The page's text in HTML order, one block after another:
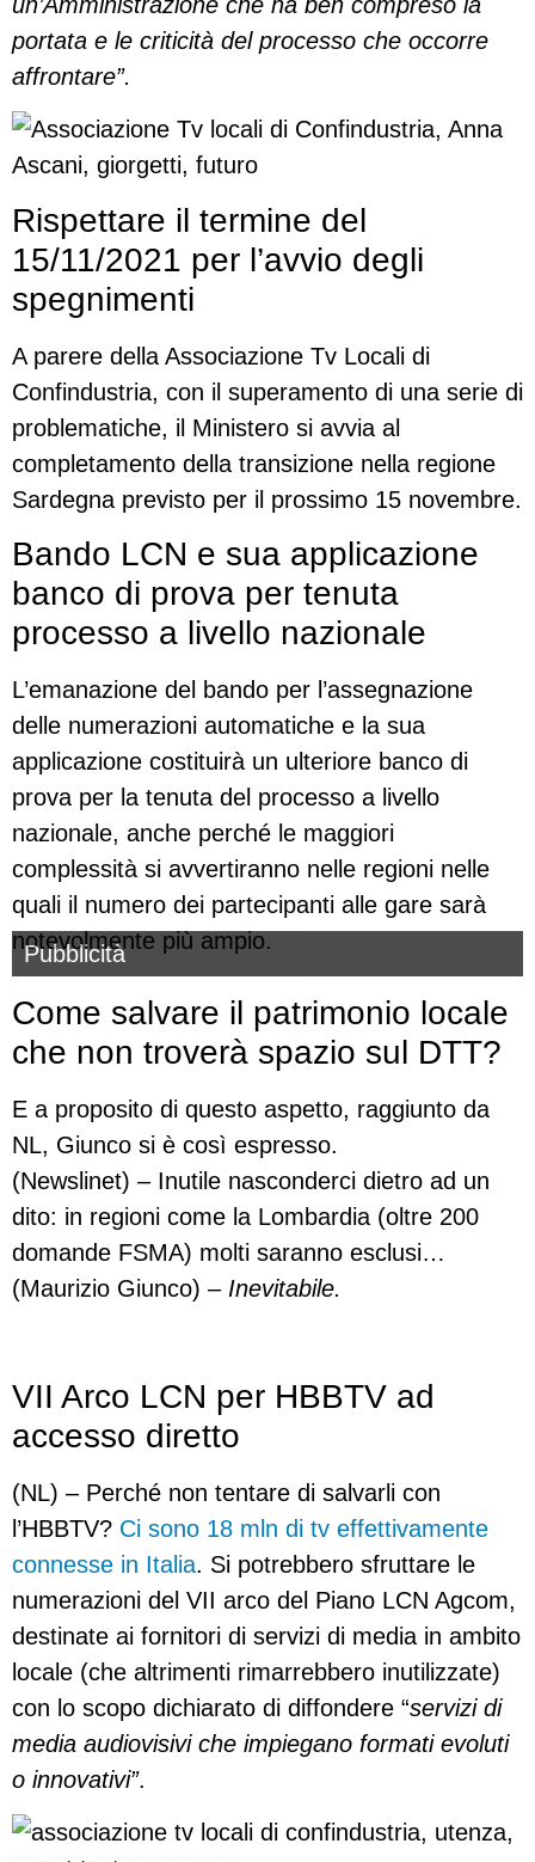
portata e le criticità del processo che occorre
affrontare”.
Rispettare il termine del
15/11/2021 per l’avvio degli
spegnimenti
A parere della Associazione Tv Locali di
Confindustria, con il superamento di una serie di
problematiche, il Ministero si avvia al
completamento della transizione nella regione
Sardegna previsto per il prossimo 15 novembre.
Bando LCN e sua applicazione
banco di prova per tenuta
processo a livello nazionale
L’emanazione del bando per l’assegnazione
delle numerazioni automatiche e la sua
applicazione costituirà un ulteriore banco di
prova per la tenuta del processo a livello
nazionale, anche perché le maggiori
complessità si avvertiranno nelle regioni nelle
quali il numero dei partecipanti alle gare sarà
notevolmente più ampio.
Pubblicità
Come salvare il patrimonio locale
che non troverà spazio sul DTT?
E a proposito di questo aspetto, raggiunto da
NL, Giunco si è così espresso.
(Newslinet) – Inutile nasconderci dietro ad un
dito: in regioni come la Lombardia (oltre 200
domande FSMA) molti saranno esclusi…
(Maurizio Giunco) –Inevitabile.
VII Arco LCN per HBBTV ad
accesso diretto
(NL) – Perché non tentare di salvarli con
l’HBBTV? Ci sono 18 mln di tv effettivamente
connesse in Italia. Si potrebbero sfruttare le
numerazioni del VII arco del Piano LCN Agcom,
destinate ai fornitori di servizi di media in ambito
locale (che altrimenti rimarrebbero inutilizzate)
con lo scopo dichiarato di diffondere “servizi di
media audiovisivi che impiegano formati evoluti
o innovativi”.